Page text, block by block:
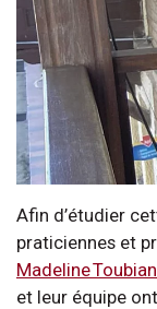
Afin d’étudier
praticiennes et
Madeline
et leur équipe